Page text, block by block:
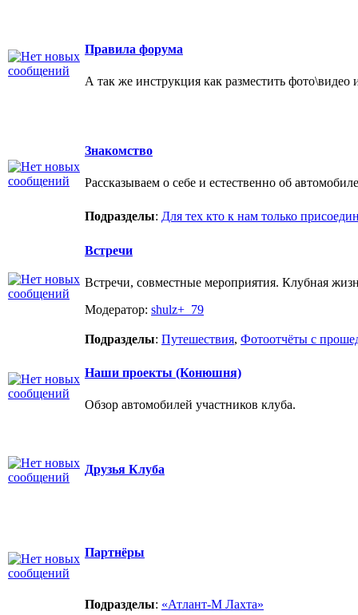
Правила форума
А так же инструкция как разместить фото\видео
Знакомство
Рассказываем о себе и естественно об
Подразделы: Для тех кто к нам только
Встречи
Встречи, совместные мероприятия. Клубная
Модератор: shulz+_79
Подразделы: Путешествия, Фотоотчёты с
Наши проекты (Конюшня)
Обзор автомобилей участников клуба.
Друзья Клуба
Партнёры
Подразделы: «Атлант-М Лахта»